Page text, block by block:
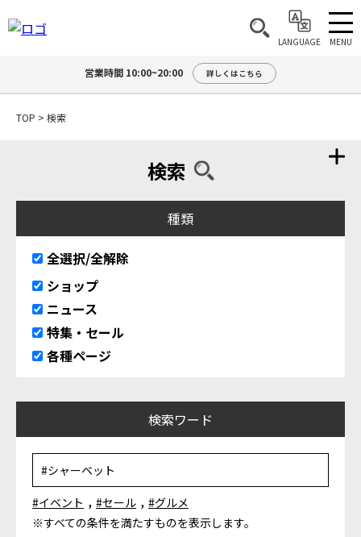
LANGUAGE MENU
営業時間 10:00~20:00 詳しくはこちら
TOP > 検索
検索
種類
全選択/全解除
ショップ
ニュース
特集・セール
各種ページ
検索ワード
#イベント , #セール , #グルメ
※すべての条件を満たすものを表示します。